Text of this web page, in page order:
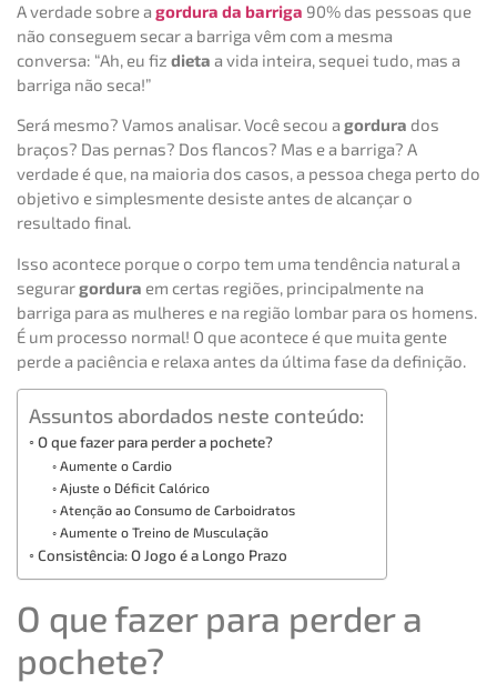
A verdade sobre a gordura da barriga 90% das pessoas que
não conseguem secar a barriga vêm com a mesma
conversa: “Ah, eu fiz dieta a vida inteira, sequei tudo, mas a
barriga não seca!”
Será mesmo? Vamos analisar. Você secou a gordura dos
braços? Das pernas? Dos flancos? Mas e a barriga? A
verdade é que, na maioria dos casos, a pessoa chega perto do
objetivo e simplesmente desiste antes de alcançar o
resultado final.
Isso acontece porque o corpo tem uma tendência natural a
segurargordura em certas regiões, principalmente na
barriga para as mulheres e na região lombar para os homens.
É um processo normal! O que acontece é que muita gente
perde a paciência e relaxa antes da última fase da definição.
Assuntos abordados neste conteúdo:
O que fazer para perder a pochete?
Aumente o Cardio
Ajuste o Déficit Calórico
Atenção ao Consumo de Carboidratos
Aumente o Treino de Musculação
Consistência: O Jogo é a Longo Prazo
O que fazer para perder a
pochete?